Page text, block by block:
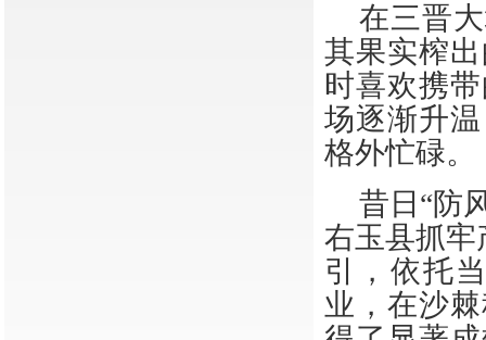
在三晋
其果实榨
时喜欢携
场逐渐升
格外忙碌。
昔日 “防
右玉县抓牢
引，依托
业，在沙